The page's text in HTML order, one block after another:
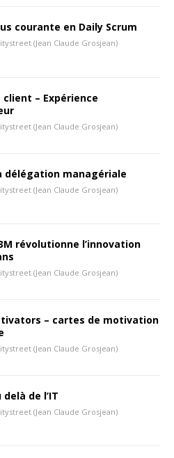
courante en Daily Scrum
(Jean Claude Grosjean)
client – Expérience
(Jean Claude Grosjean)
délégation managériale
(Jean Claude Grosjean)
révolutionne l’innovation
(Jean Claude Grosjean)
– cartes de motivation
(Jean Claude Grosjean)
de l’IT
(Jean Claude Grosjean)